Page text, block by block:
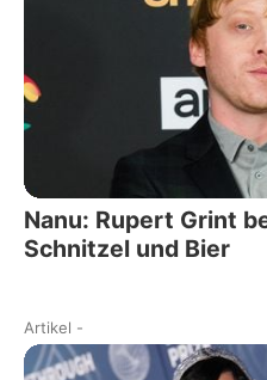
Nanu: Rupert Grint
Schnitzel und Bier
Artikel -